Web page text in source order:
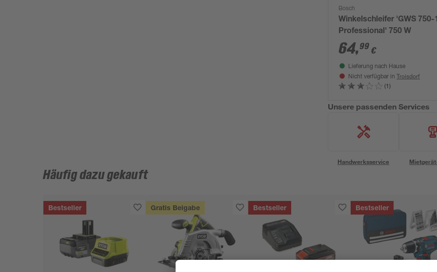
Bosch
Winkelschleifer 'GWS 750-
Professional' 750 W
64,99 €
Lieferung nach Hause
Nicht verfügbar in Troisdorf
(1)
Unsere passenden Services
Handwerksservice
Häufig dazu gekauft
Bestseller Gratis Beigabe Bestseller Bestseller